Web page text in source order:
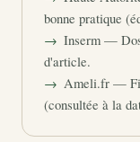
bonne pratique
Inserm —
d'article.
Ameli.fr —
(consultée à la